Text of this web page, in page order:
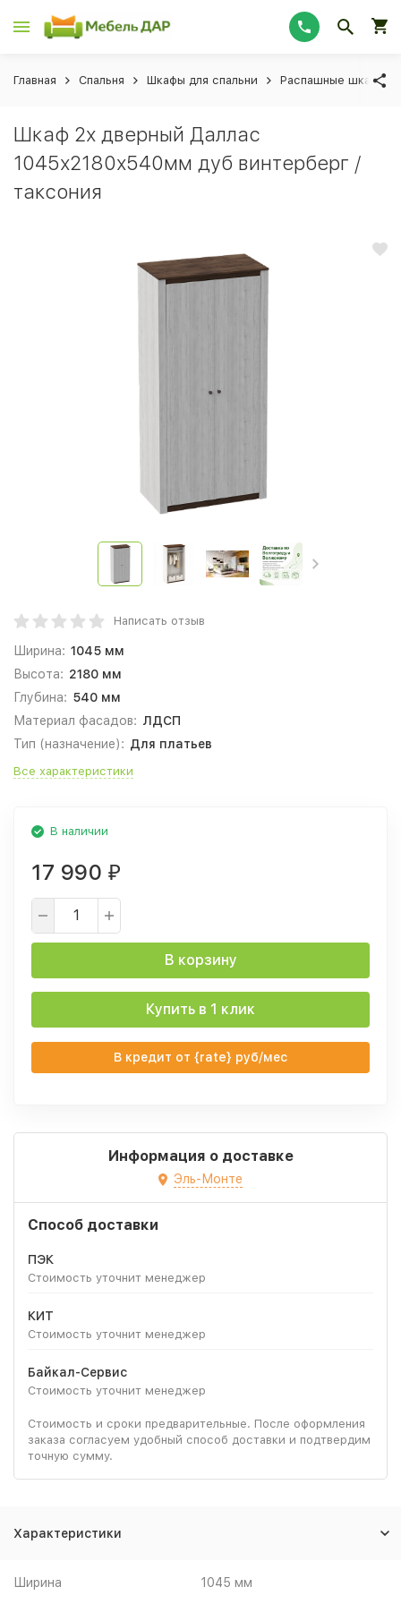
Главная Спальня Шкафы для спальни Распашные шкафы
Шкаф 2х дверный Даллас
1045х2180х540мм дуб винтерберг /
таксония
Написать отзыв
Ширина: 1045 мм
Высота: 2180 мм
Глубина: 540 мм
Материал фасадов: ЛДСП
Тип (назначение): Для платьев
Все характеристики
В наличии
17 990 ₽
В корзину
Купить в 1 клик
В кредит от {rate} руб/мес
Информация о доставке
Эль-Монте
Способ доставки
ПЭК
Стоимость уточнит менеджер
КИТ
Стоимость уточнит менеджер
Байкал-Сервис
Стоимость уточнит менеджер
Стоимость и сроки предварительные. После оформления
заказа согласуем удобный способ доставки и подтвердим
точную сумму.
Характеристики
Ширина 1045 мм